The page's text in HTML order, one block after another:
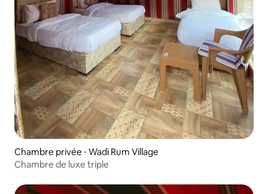
Chambre privée ⋅ Wadi Rum Village
Chambre de luxe triple